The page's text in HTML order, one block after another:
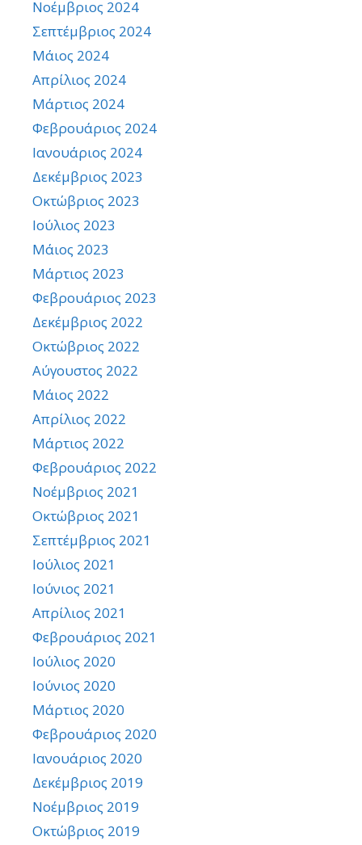
Νοέμβριος 2024
Σεπτέμβριος 2024
Μάιος 2024
Απρίλιος 2024
Μάρτιος 2024
Φεβρουάριος 2024
Ιανουάριος 2024
Δεκέμβριος 2023
Οκτώβριος 2023
Ιούλιος 2023
Μάιος 2023
Μάρτιος 2023
Φεβρουάριος 2023
Δεκέμβριος 2022
Οκτώβριος 2022
Αύγουστος 2022
Μάιος 2022
Απρίλιος 2022
Μάρτιος 2022
Φεβρουάριος 2022
Νοέμβριος 2021
Οκτώβριος 2021
Σεπτέμβριος 2021
Ιούλιος 2021
Ιούνιος 2021
Απρίλιος 2021
Φεβρουάριος 2021
Ιούλιος 2020
Ιούνιος 2020
Μάρτιος 2020
Φεβρουάριος 2020
Ιανουάριος 2020
Δεκέμβριος 2019
Νοέμβριος 2019
Οκτώβριος 2019